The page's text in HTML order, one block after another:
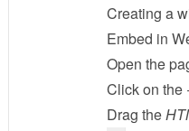
Creating a
Embed in
Open the
Click on the
Drag the